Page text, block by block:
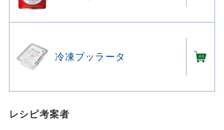
冷凍ブッラータ
レシピ考案者